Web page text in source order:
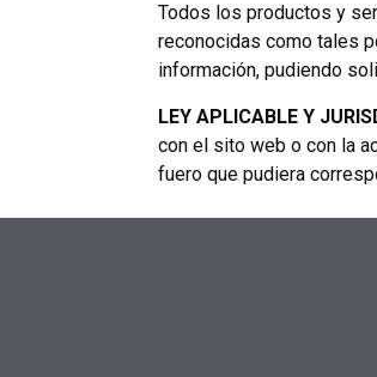
Todos los productos y
reconocidas como tales
información, pudiendo
LEY APLICABLE Y
con el sito web o con la
fuero que pudiera